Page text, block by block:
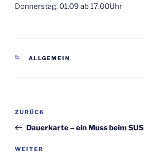
Donnerstag, 01.09 ab 17.00Uhr
KATEGORIEN
ALLGEMEIN
Beitragsnavigation
Vorheriger
Beitrag
ZURÜCK
Dauerkarte – ein Muss beim SUS
Nächster
WEITER